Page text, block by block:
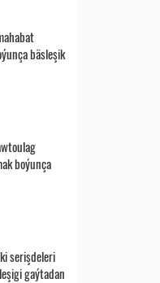
bäsleşik
boýunça
serişdeleri
gaýtadan